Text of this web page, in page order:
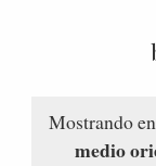
Mostrando
medio